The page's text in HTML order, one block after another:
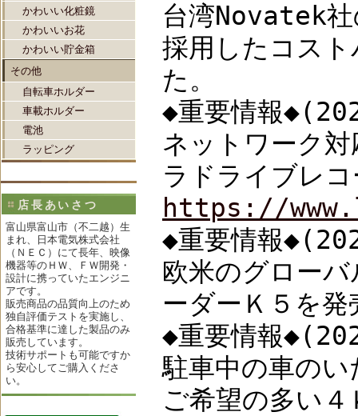
かわいい化粧鏡
かわいいお花
かわいい貯金箱
その他
自転車ホルダー
車載ホルダー
電池
ラッピング
店長あいさつ
富山県富山市（不二越）生
まれ、日本電気株式会社
（ＮＥＣ）にて長年、映像
機器等のＨＷ、ＦＷ開発・
設計に携っていたエンジニ
アです。
販売商品の品質向上のため
独自評価テストを実施し、
合格基準に達した製品のみ
販売しています。
技術サポートも可能ですか
ら安心してご購入くださ
い。
台湾Novatek社
採用したコス
た。
◆重要情報
ネットワーク
ラドライブレ
https://
◆重要情報
欧米のグロー
ーダーＫ５を
◆重要情報
駐車中の車の
ご希望の多い